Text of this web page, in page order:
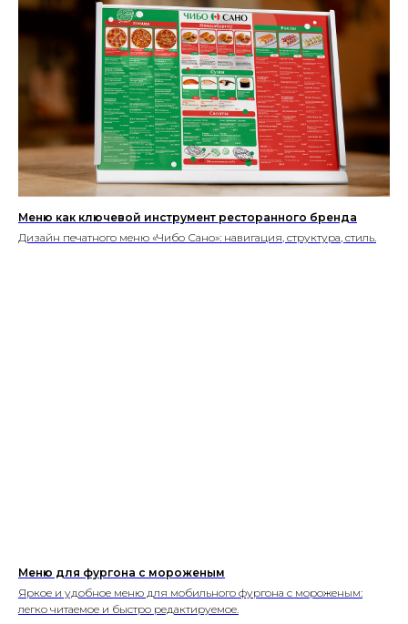
Меню как ключевой инструмент ресторанного бренда
Дизайн печатного меню «Чибо Сано»: навигация, структура, стиль.
Меню для фургона с мороженым
Яркое и удобное меню для мобильного фургона с мороженым:
легко читаемое и быстро редактируемое.
Создание, поддержка
и продвижение сайтов в России
Дизайнерские услуги выполняются
ГЛАВНАЯ О НАС УПАКОВКА
ПОЛИГРАФИЯ
БАННЕРЫ
ВКОНТАКТЕ ПРЕЗЕНТАЦИИ САЙТЫ
ПОЛЬЗОВАТЕЛЬСКОЕ
СОГЛАШЕНИЕ